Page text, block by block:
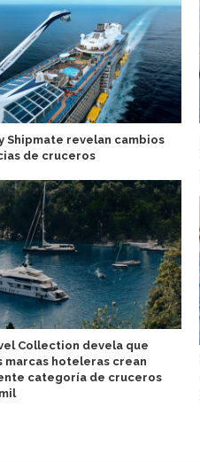
Shipmate revelan cambios
de cruceros
Collection devela que
marcas hoteleras crean
categoría de cruceros